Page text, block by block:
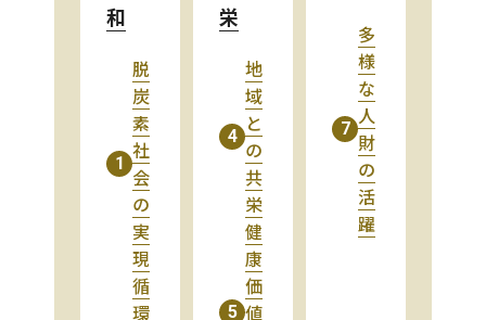
和
1
脱
炭
素
社
会
の
実
現
循
環
栄
4
地
域
と
の
共
栄
5
健
康
価
値
7
多
様
な
人
財
の
活
躍